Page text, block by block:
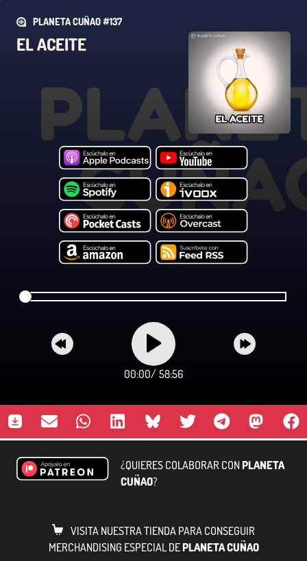
PLANETA CUÑAO #137
EL ACEITE
00:00/ 58:56
¿QUIERES COLABORAR CONPLANETA
CUÑAO?
VISITA NUESTRA TIENDA PARA CONSEGUIR
MERCHANDISING ESPECIAL DEPLANETA CUÑAO